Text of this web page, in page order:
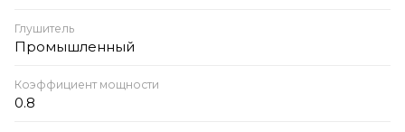
Глушитель
Промышленный
Коэффициент мощности
0.8